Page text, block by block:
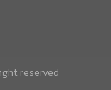
reserved